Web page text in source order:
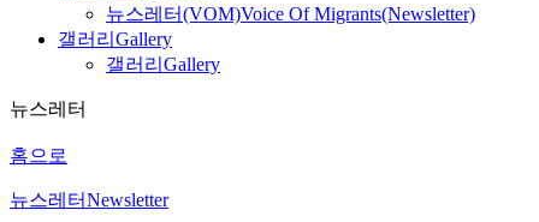
뉴스레터(VOM)Voice Of Migrants(Newsletter)
갤러리 Gallery
갤러리 Gallery
뉴스레터
홈으로
뉴스레터Newsletter